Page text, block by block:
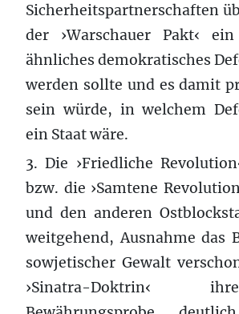
Sicherheitspartnerschaften
der ›Warschauer Pakt‹ ein
ähnliches demokratisches
werden sollte und es damit
sein würde, in welchem
ein Staat wäre.
3. Die ›Friedliche
bzw. die ›Samtene
und den anderen
weitgehend, Ausnahme das
sowjetischer Gewalt
›Sinatra-Doktrin‹